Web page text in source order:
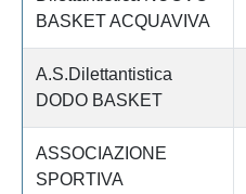
BASKET ACQUAVIVA
A.S.Dilettantistica
DODO BASKET
ASSOCIAZIONE
SPORTIVA